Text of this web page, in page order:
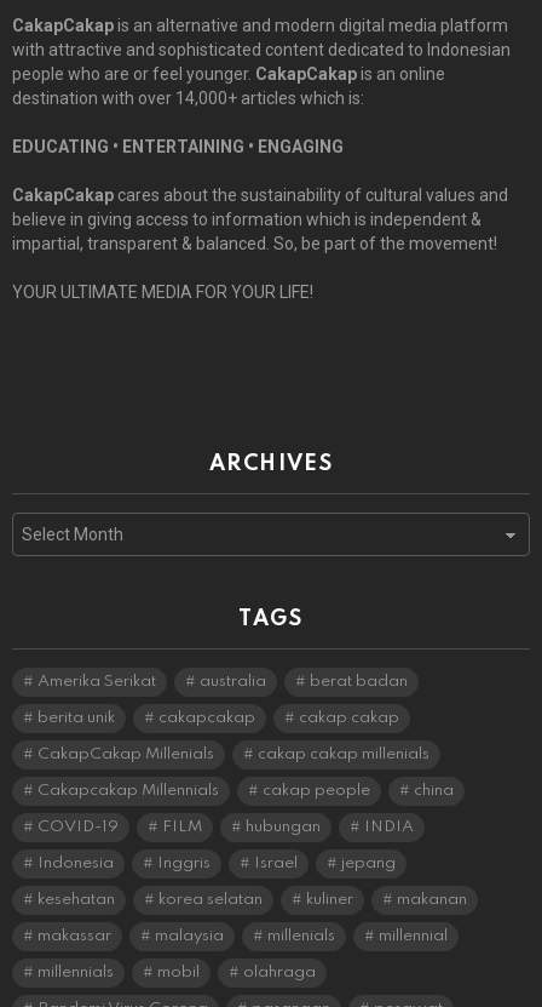
CakapCakapis an alternative and modern digital media platform
with attractive and sophisticated content dedicated to Indonesian
people who are or feel younger. CakapCakapis an online
destination with over 14,000+ articles which is:
EDUCATING • ENTERTAINING • ENGAGING
CakapCakap cares about the sustainability of cultural values and
believe in giving access to information which is independent &
impartial, transparent & balanced. So, be part of the movement!
YOUR ULTIMATE MEDIA FOR YOUR LIFE!
ARCHIVES
Archives
TAGS
Amerika Serikat australia berat badan
berita unik cakapcakap cakap cakap
CakapCakap Millenials cakap cakap millenials
Cakapcakap Millennials cakap people china
COVID-19 FILM hubungan INDIA
Indonesia Inggris Israel jepang
kesehatan korea selatan kuliner makanan
makassar malaysia millenials millennial
millennials mobil olahraga